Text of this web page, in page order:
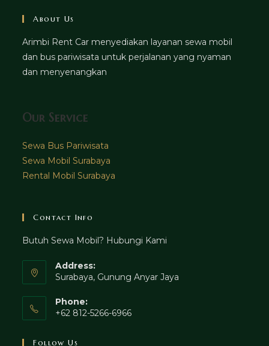
About Us
Arimbi Rent Car menyediakan layanan sewa mobil
dan bus pariwisata untuk perjalanan yang nyaman
dan menyenangkan
Our Service
Sewa Bus Pariwisata
Sewa Mobil Surabaya
Rental Mobil Surabaya
Contact Info
Butuh Sewa Mobil? Hubungi Kami
Address:
Surabaya, Gunung Anyar Jaya
Phone:
+62 812-5266-6966
Follow Us